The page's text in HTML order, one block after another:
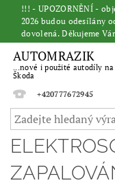
!!! - UPOZORNĚNÍ -
2026 budou odesílány
dovolená. Děkujeme
AUTOMRAZIK
...nové i použité autodíly
Škoda
+420777672945